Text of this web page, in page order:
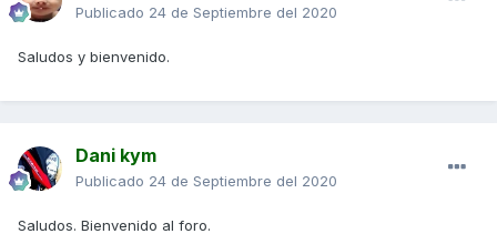
Publicado 24 de Septiembre del 2020
Saludos y bienvenido.
Dani kym
Publicado 24 de Septiembre del 2020
Saludos. Bienvenido al foro.